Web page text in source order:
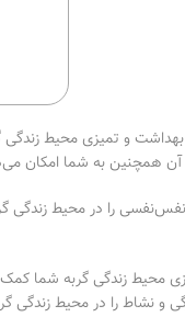
و تمیزی محیط زندگی
را در محیط زندگی
محیط زندگی گربه شما
و نشاط را در محیط زندگی